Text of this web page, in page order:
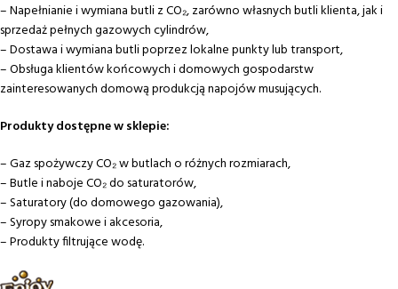
– Napełnianie i wymiana butli z CO₂, zarówno własnych butli klienta, jak i
sprzedaż pełnych gazowych cylindrów,
– Dostawa i wymiana butli poprzez lokalne punkty lub transport,
– Obsługa klientów końcowych i domowych gospodarstw
zainteresowanych domową produkcją napojów musujących.
Produkty dostępne w sklepie:
– Gaz spożywczy CO₂ w butlach o różnych rozmiarach,
– Butle i naboje CO₂ do saturatorów,
– Saturatory (do domowego gazowania),
– Syropy smakowe i akcesoria,
– Produkty filtrujące wodę.